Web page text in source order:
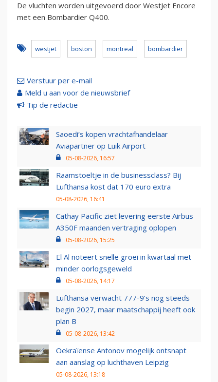
De vluchten worden uitgevoerd door WestJet Encore
met een Bombardier Q400.
westjet boston montreal bombardier
Verstuur per e-mail
Meld u aan voor de nieuwsbrief
Tip de redactie
Saoedi’s kopen vrachtafhandelaar
Aviapartner op Luik Airport
05-08-2026, 16:57
Raamstoeltje in de businessclass? Bij
Lufthansa kost dat 170 euro extra
05-08-2026, 16:41
Cathay Pacific ziet levering eerste Airbus
A350F maanden vertraging oplopen
05-08-2026, 15:25
El Al noteert snelle groei in kwartaal met
minder oorlogsgeweld
05-08-2026, 14:17
Lufthansa verwacht 777-9’s nog steeds
begin 2027, maar maatschappij heeft ook
plan B
05-08-2026, 13:42
Oekraïense Antonov mogelijk ontsnapt
aan aanslag op luchthaven Leipzig
05-08-2026, 13:18